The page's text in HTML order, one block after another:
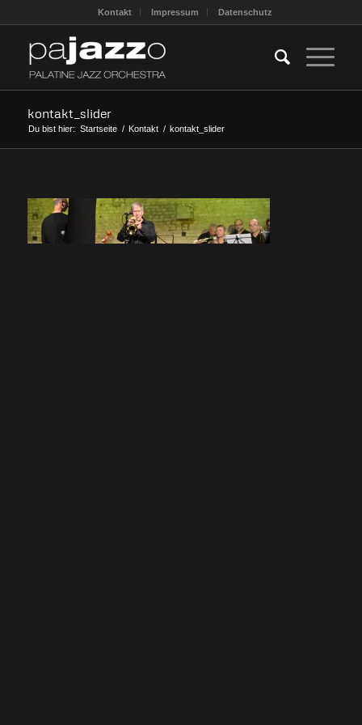
Kontakt Impressum Datenschutz
kontakt_slider
Du bist hier: Startseite / Kontakt / kontakt_slider